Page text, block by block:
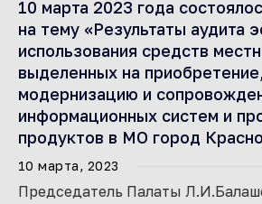
10 марта 2023 года
на тему «Результаты аудита
использования средств
выделенных на
модернизацию и
информационных систем и
продуктов в МО город
10 марта, 2023
Председатель Палаты